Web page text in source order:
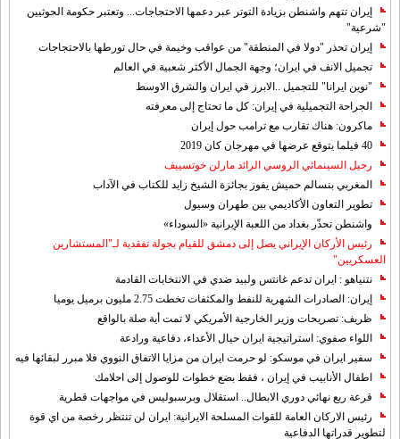
إيران تتهم واشنطن بزيادة التوتر عبر دعمها الاحتجاجات... وتعتبر حكومة الحوثيين
"شرعية"
إيران تحذر "دولا في المنطقة" من عواقب وخيمة في حال تورطها بالاحتجاجات
تجميل الانف في ايران؛ وجهة الجمال الأكثر شعبية في العالم
"نوين ايرانا" للتجميل ..الابرز في ايران والشرق الاوسط
الجراحة التجميلية في إيران: كل ما تحتاج إلى معرفته
ماكرون: هناك تقارب مع ترامب حول إيران
40 فيلما يتوقع عرضها في مهرجان كان 2019
رحيل السينمائي الروسي الرائد مارلن خوتسييف
المغربي بنسالم حميش يفوز بجائزة الشيخ زايد للكتاب في الآداب
تطوير التعاون الأكاديمي بين طهران وسيول
واشنطن تحذّر بغداد من اللعبة الإيرانية «السوداء»
رئيس الأركان الإيراني يصل إلى دمشق للقيام بجولة تفقدية لـ"المستشارين
العسكريين"
نتنياهو : ايران تدعم غانتس ولبيد ضدي في الانتخابات القادمة
إيران: الصادرات الشهریة للنفط والمكثفات تخطت 2.75 مليون برميل يوميا
ظريف: تصريحات وزير الخارجية الأمريكي لا تمت أية صلة بالواقع
اللواء صفوي: استراتيجية ايران حيال الأعداء، دفاعية ورادعة
سفير ايران في موسكو: لو حرمت ايران من مزايا الاتفاق النووي فلا مبرر لبقائها فيه
اطفال الأنابيب في إيران ، فقط بضع خطوات للوصول إلى احلامك
قرعة ربع نهائي دوري الابطال.. استقلال وبرسبوليس في مواجهات قطرية
رئيس الاركان العامة للقوات المسلحة الايرانية: ايران لن تنتظر رخصة من اي قوة
لتطوير قدراتها الدفاعية